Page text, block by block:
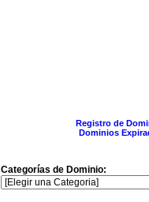
Registro de
Dominios
Categorías de Dominio: